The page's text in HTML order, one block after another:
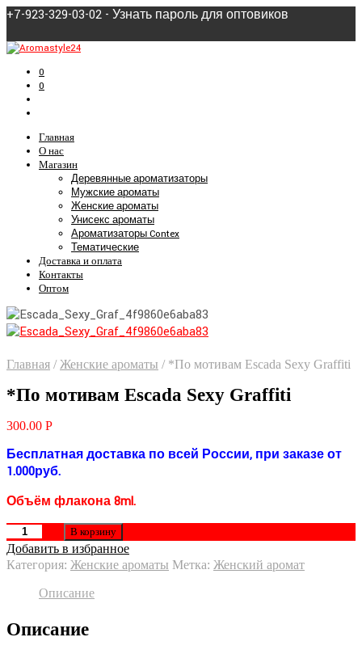
+7-923-329-03-02 - Узнать пароль для оптовиков
0
0
Главная
О нас
Магазин
Деревянные ароматизаторы
Мужские ароматы
Женские ароматы
Унисекс ароматы
Ароматизаторы Contex
Тематические
Доставка и оплата
Контакты
Оптом
Главная / Женские ароматы /*По мотивам Escada Sexy Graffiti
*По мотивам Escada Sexy Graffiti
300.00 Р
Бесплатная доставка по всей России, при заказе от
1.000руб.
Объём флакона 8ml.
В корзину
Добавить в избранное
Категория: Женские ароматы Метка: Женский аромат
Описание
Описание